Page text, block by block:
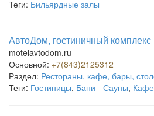
Теги: Бильярдные залы
АвтоДом, гостиничный комплекс
motelavtodom.ru
Основной: +7(843)2125312
Раздел: Рестораны, кафе, бары,
Теги: Гостиницы, Бани - Сауны, Кафе